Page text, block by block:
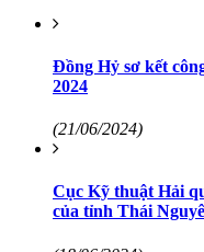
Đồng Hỷ sơ kết
2024
(21/06/2024)
Cục Kỹ thuật Hải
của tỉnh Thái